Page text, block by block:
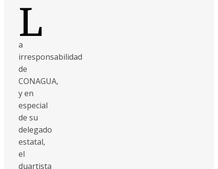
L
a
irresponsabilidad
de
CONAGUA,
y en
especial
de su
delegado
estatal,
el
duartista